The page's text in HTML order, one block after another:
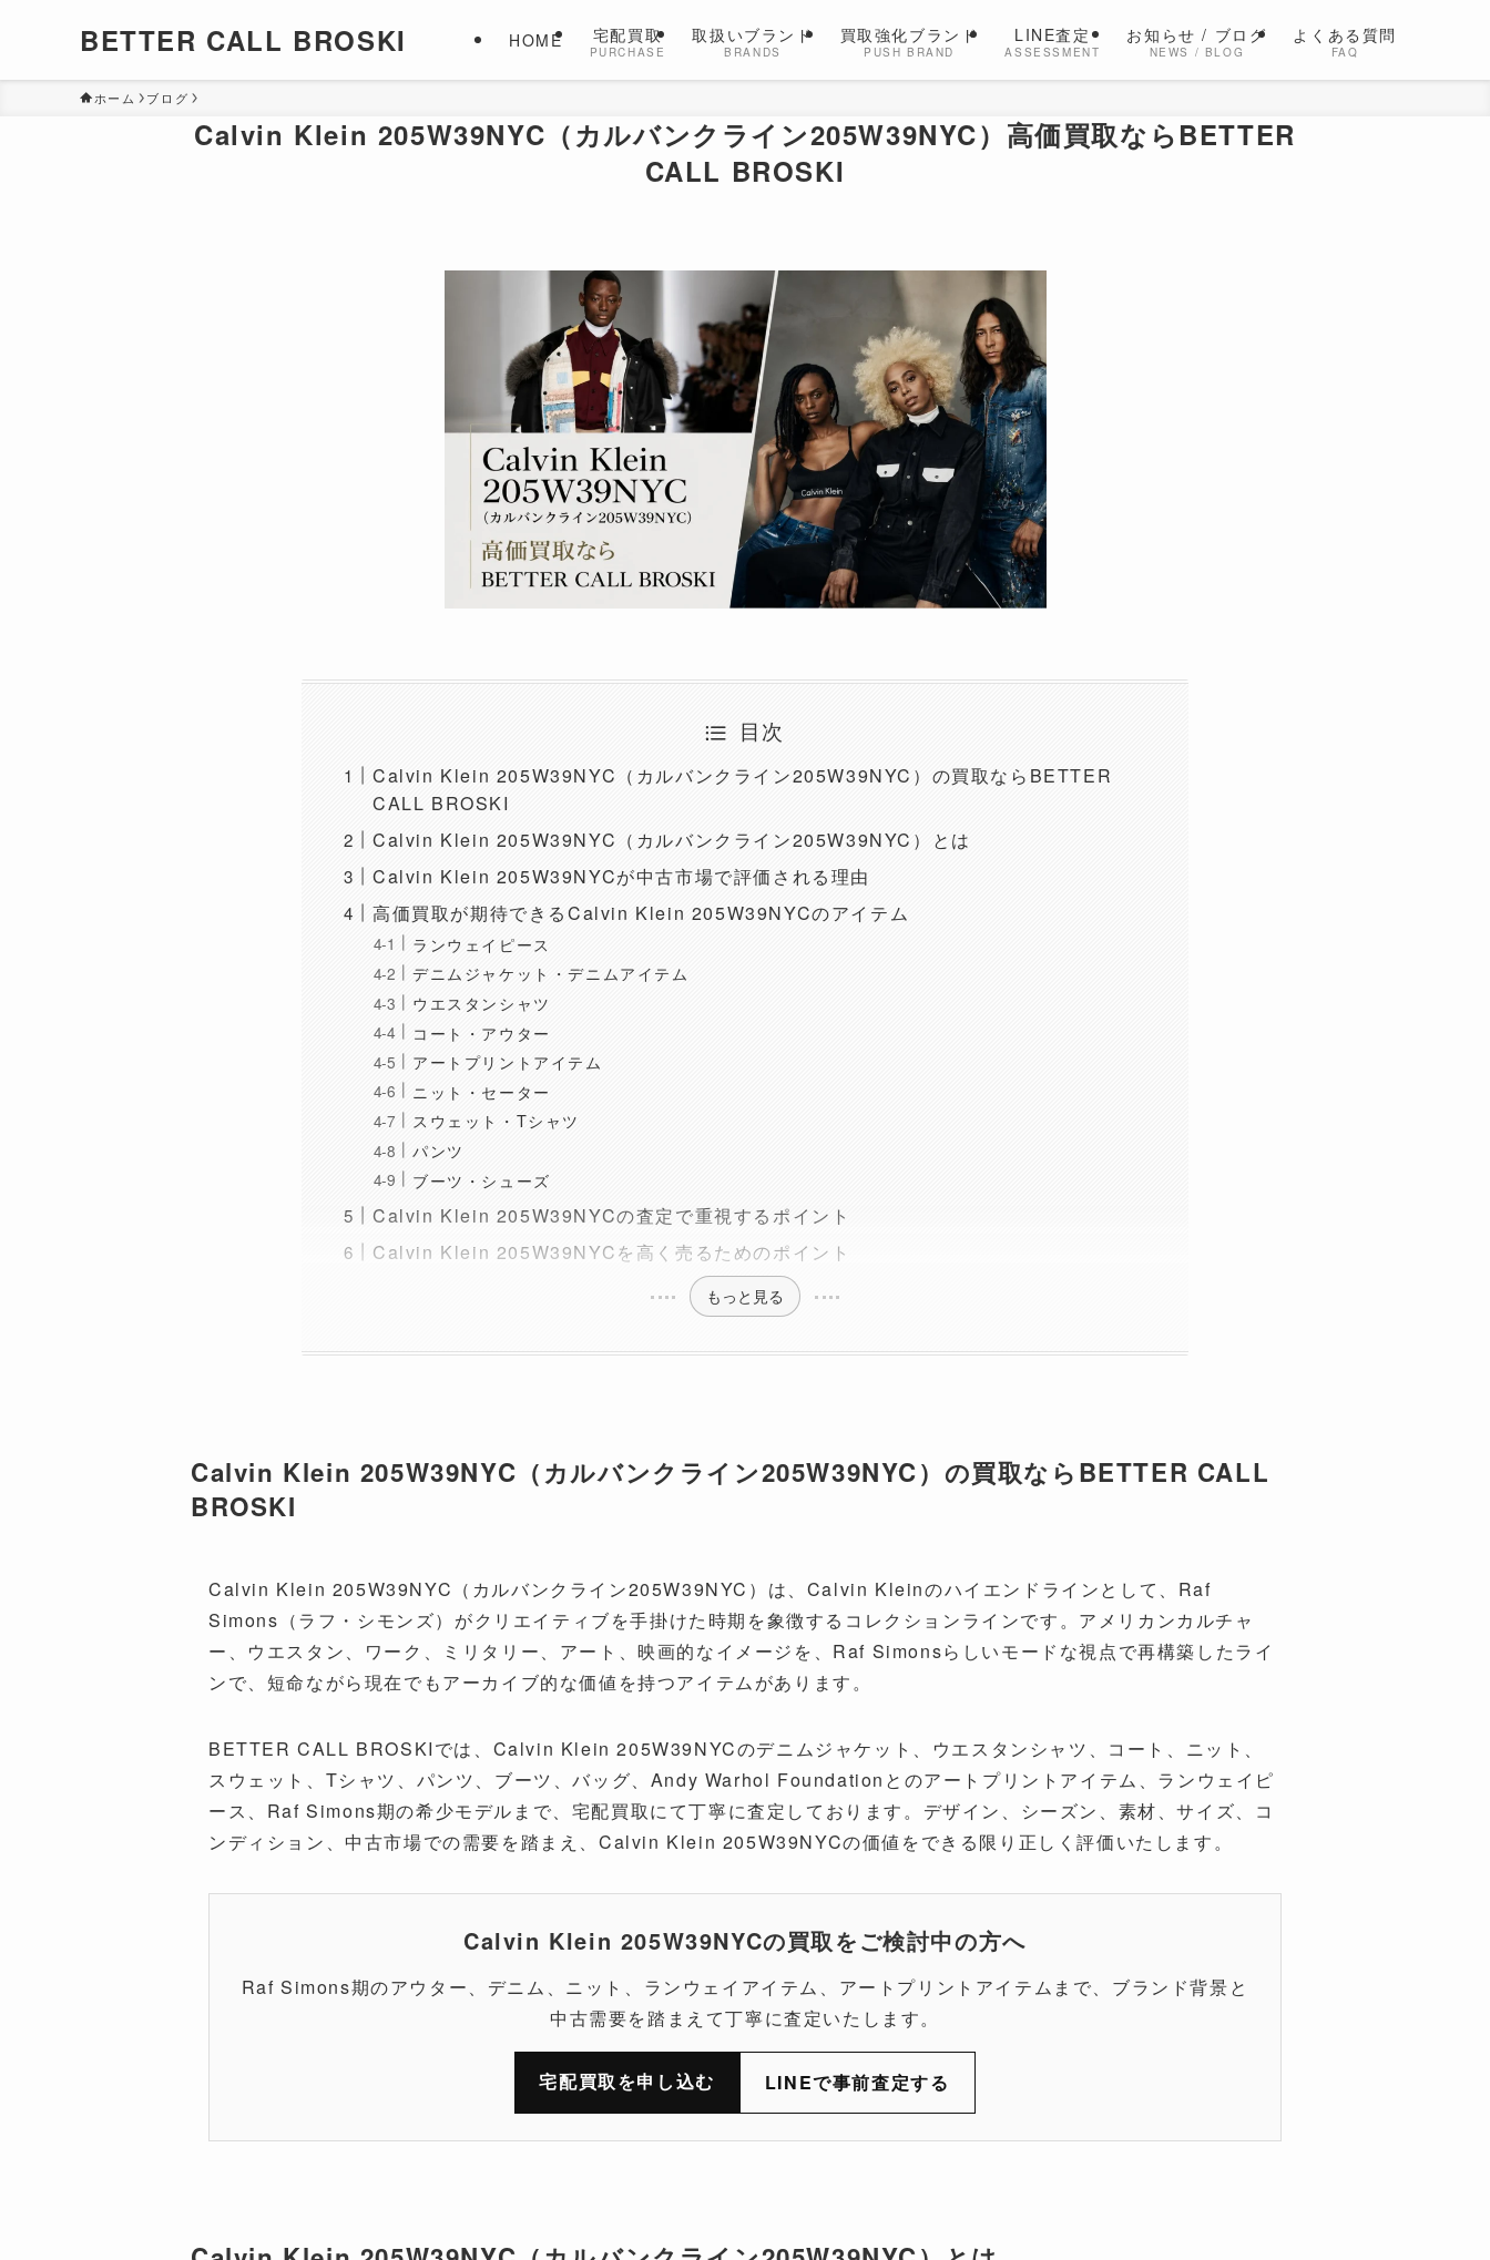
BETTER CALL BROSKI HOME 宅配買取
PURCHASE
取扱いブランド
BRANDS
買取強化ブランド
PUSH BRAND
LINE査定
ASSESSMENT
お知らせ / ブログ
NEWS / BLOG
よくある質問
FAQ
ホーム ブログ
Calvin Klein 205W39NYC（カルバンクライン205W39NYC）高価買取ならBETTER
CALL BROSKI
目次
Calvin Klein 205W39NYC（カルバンクライン205W39NYC）の買取ならBETTER
CALL BROSKI
Calvin Klein 205W39NYC（カルバンクライン205W39NYC）とは
Calvin Klein 205W39NYCが中古市場で評価される理由
高価買取が期待できるCalvin Klein 205W39NYCのアイテム
ランウェイピース
デニムジャケット・デニムアイテム
ウエスタンシャツ
コート・アウター
アートプリントアイテム
ニット・セーター
スウェット・Tシャツ
パンツ
ブーツ・シューズ
Calvin Klein 205W39NYCの査定で重視するポイント
Calvin Klein 205W39NYCを高く売るためのポイント
もっと見る
Calvin Klein 205W39NYC（カルバンクライン205W39NYC）の買取ならBETTER CALL
BROSKI
Calvin Klein 205W39NYC（カルバンクライン205W39NYC）は、Calvin Kleinのハイエンドラインとして、Raf
Simons（ラフ・シモンズ）がクリエイティブを手掛けた時期を象徴するコレクションラインです。アメリカンカルチャ
ー、ウエスタン、ワーク、ミリタリー、アート、映画的なイメージを、Raf Simonsらしいモードな視点で再構築したライ
ンで、短命ながら現在でもアーカイブ的な価値を持つアイテムがあります。
BETTER CALL BROSKIでは、Calvin Klein 205W39NYCのデニムジャケット、ウエスタンシャツ、コート、ニット、
スウェット、Tシャツ、パンツ、ブーツ、バッグ、Andy Warhol Foundationとのアートプリントアイテム、ランウェイピ
ース、Raf Simons期の希少モデルまで、宅配買取にて丁寧に査定しております。デザイン、シーズン、素材、サイズ、コ
ンディション、中古市場での需要を踏まえ、Calvin Klein 205W39NYCの価値をできる限り正しく評価いたします。
Calvin Klein 205W39NYCの買取をご検討中の方へ
Raf Simons期のアウター、デニム、ニット、ランウェイアイテム、アートプリントアイテムまで、ブランド背景と
中古需要を踏まえて丁寧に査定いたします。
宅配買取を申し込む LINEで事前査定する